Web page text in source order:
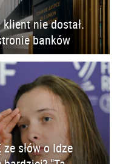
nie dostał.
banków
ze słów o Idze